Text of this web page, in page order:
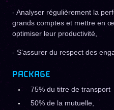
- Analyser régulièrement la
grands comptes et mettre en
optimiser leur productivité,
- S’assurer du respect des
PACKAGE
75% du titre de transport
50% de la mutuelle,